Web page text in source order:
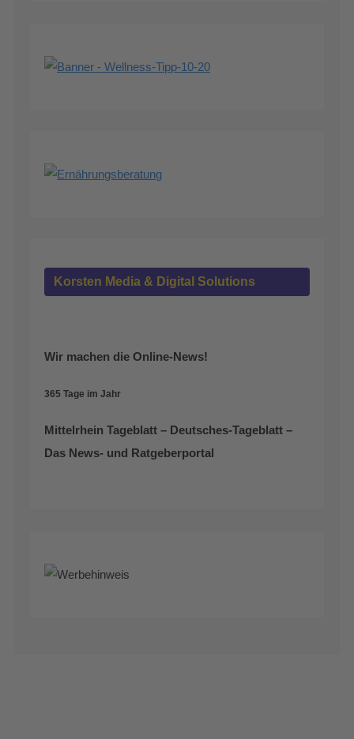
Korsten Media & Digital Solutions
Wir machen die Online-News!
365 Tage im Jahr
Mittelrhein Tageblatt – Deutsches-Tageblatt –
Das News- und Ratgeberportal